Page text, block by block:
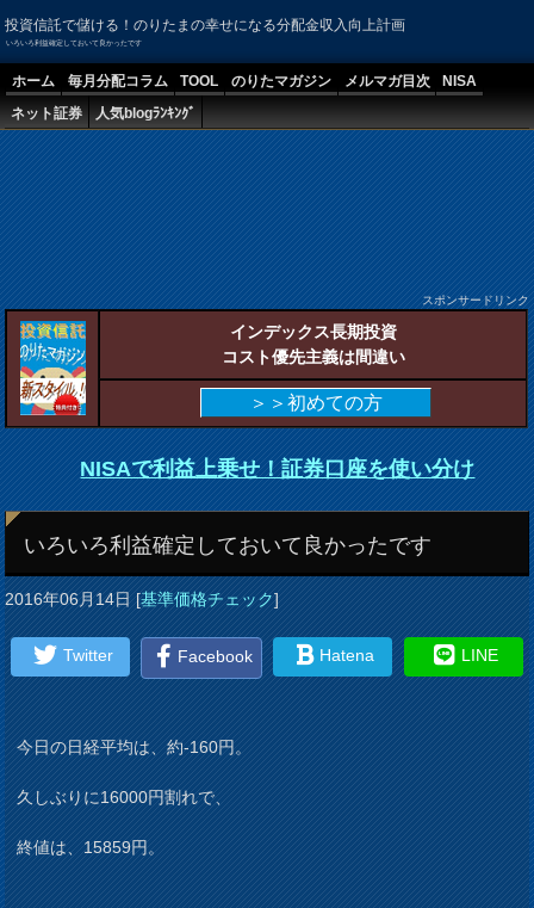
投資信託で儲ける！のりたまの幸せになる分配金収入向上計画
いろいろ利益確定しておいて良かったです
ホーム 毎月分配コラム TOOL のりたマガジン メルマガ目次
NISA
ネット証券
人気blogﾗﾝｷﾝｸﾞ
スポンサードリンク
インデックス長期投資
コスト優先主義は間違い
＞＞初めての方
NISAで利益上乗せ！証券口座を使い分け
いろいろ利益確定しておいて良かったです
2016年06月14日[基準価格チェック]
Twitter Facebook Hatena LINE
今日の日経平均は、約-160円。
久しぶりに16000円割れで、
終値は、15859円。